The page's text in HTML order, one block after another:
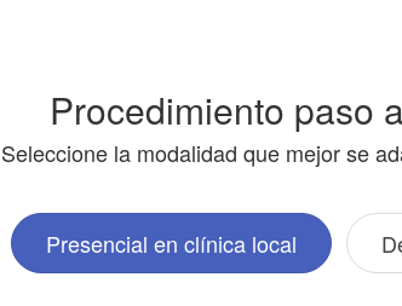
Procedimiento paso
Seleccione la modalidad que mejor se
Presencial en clínica local